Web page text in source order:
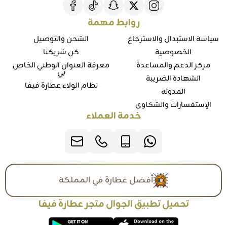
روابط مهمة
سياسة الاستبدال والاسترجاع
الخصوصية
مركز الدعم والمساعدة
الشهادة الضريبة
المدونة
الإستفسارات والشكاوي
الشحن والتوصيل
كن شريكنا
معرفة العنوان الوطني الخاص
بي
نظام الولاء عطارة فيفا
خدمة العملاء
أفضل عطارة في المملكة
تحميل تطبيق الجوال متجر عطارة فيفا